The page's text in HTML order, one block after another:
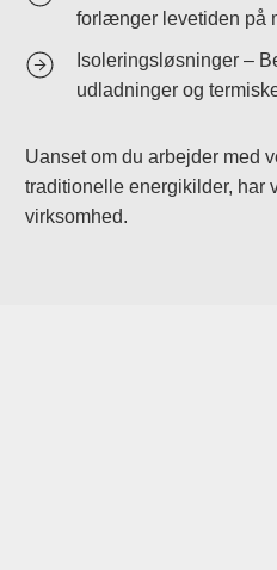
forlænger levetiden på
Isoleringsløsninger –
udladninger og
Uanset om du arbejder med
traditionelle energikilder, har
virksomhed.